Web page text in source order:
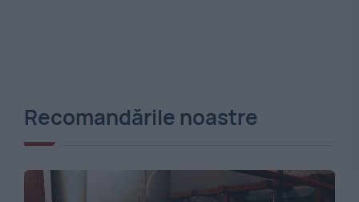
Recomandările noastre